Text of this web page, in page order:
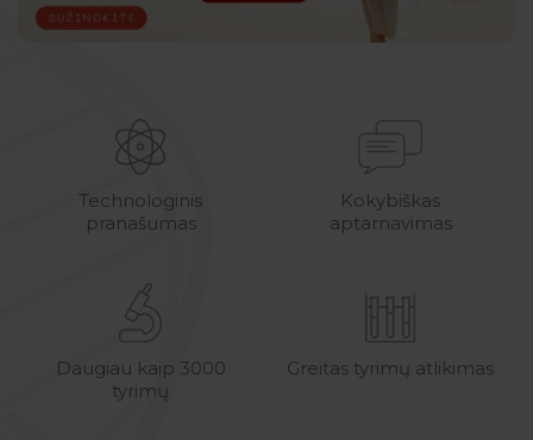
Technologinis
pranašumas
Kokybiškas
aptarnavimas
Daugiau kaip 3000
tyrimų
Greitas tyrimų atlikimas